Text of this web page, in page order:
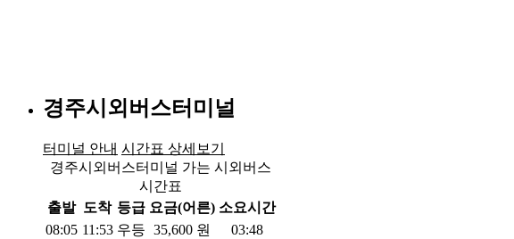
경주시외버스터미널
터미널 안내 시간표 상세보기
경주시외버스터미널 가는 시외버스
시간표
출발 도착 등급 요금(어른) 소요시간
08:05 11:53 우등 35,600 원
03:48